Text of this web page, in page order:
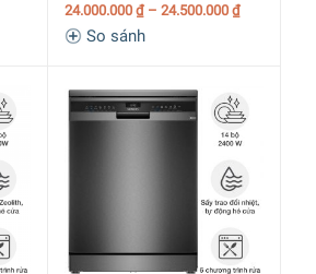
24.000.000₫ – 24.500.000₫
So sánh